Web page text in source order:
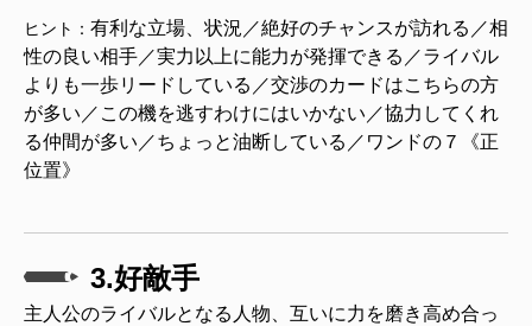
ヒント： 有利な立場、状況／絶好のチャンスが訪れる／相
性の良い相手／実力以上に能力が発揮できる／ライバル
よりも一歩リードしている／交渉のカードはこちらの方
が多い／この機を逃すわけにはいかない／協力してくれ
る仲間が多い／ちょっと油断している／ワンドの７《正
位置》
3.好敵手
主人公のライバルとなる人物、互いに力を磨き高め合っ